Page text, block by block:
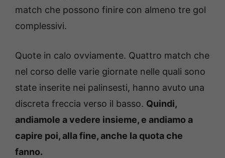
match che possono finire con almeno tre gol
complessivi.
Quote in calo ovviamente. Quattro match che
nel corso delle varie giornate nelle quali sono
state inserite nei palinsesti, hanno avuto una
discreta freccia verso il basso. Quindi,
andiamole a vedere insieme, e andiamo a
capire poi, alla fine, anche la quota che
fanno.